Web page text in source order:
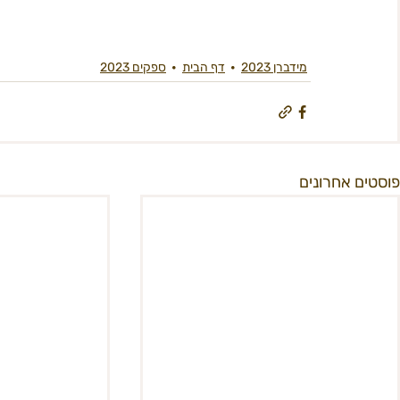
מידברן 2023 דף הבית ספקים 2023
פוסטים אחרונים